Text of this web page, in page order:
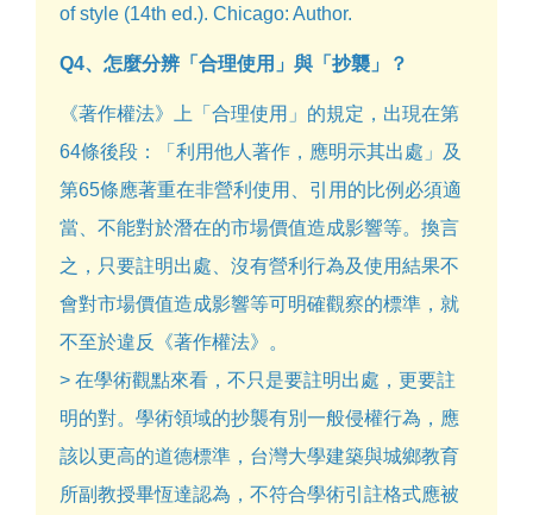
of style (14th ed.). Chicago: Author.
Q4、怎麼分辨「合理使用」與「抄襲」？
《著作權法》上「合理使用」的規定，出現在第
64條後段：「利用他人著作，應明示其出處」及
第65條應著重在非營利使用、引用的比例必須適
當、不能對於潛在的市場價值造成影響等。換言
之，只要註明出處、沒有營利行為及使用結果不
會對市場價值造成影響等可明確觀察的標準，就
不至於違反《著作權法》。
> 在學術觀點來看，不只是要註明出處，更要註
明的對。學術領域的抄襲有別一般侵權行為，應
該以更高的道德標準，台灣大學建築與城鄉教育
所副教授畢恆達認為，不符合學術引註格式應被